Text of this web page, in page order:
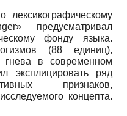
предусматривал
фонду языка.
(88 единиц),
гнева в современном
эксплицировать ряд
признаков,
концепта.